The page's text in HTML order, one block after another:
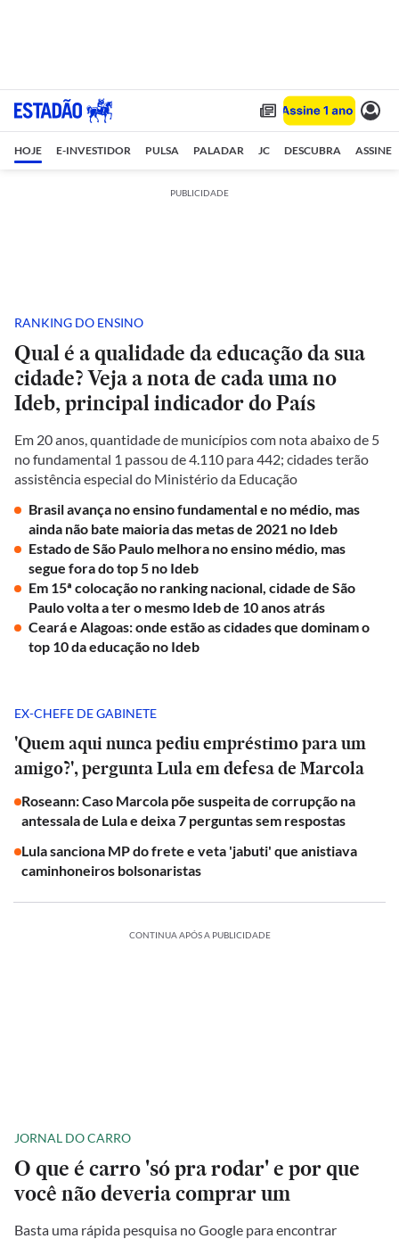
HOJE E-INVESTIDOR PULSA PALADAR JC DESCUBRA ASSINE
PUBLICIDADE
RANKING DO ENSINO
Qual é a qualidade da educação da sua
cidade? Veja a nota de cada uma no
Ideb, principal indicador do País
Em 20 anos, quantidade de municípios com nota abaixo de 5
no fundamental 1 passou de 4.110 para 442; cidades terão
assistência especial do Ministério da Educação
Brasil avança no ensino fundamental e no médio, mas
ainda não bate maioria das metas de 2021 no Ideb
Estado de São Paulo melhora no ensino médio, mas
segue fora do top 5 no Ideb
Em 15ª colocação no ranking nacional, cidade de São
Paulo volta a ter o mesmo Ideb de 10 anos atrás
Ceará e Alagoas: onde estão as cidades que dominam o
top 10 da educação no Ideb
EX-CHEFE DE GABINETE
'Quem aqui nunca pediu empréstimo para um
amigo?', pergunta Lula em defesa de Marcola
Roseann: Caso Marcola põe suspeita de corrupção na
antessala de Lula e deixa 7 perguntas sem respostas
Lula sanciona MP do frete e veta 'jabuti' que anistiava
caminhoneiros bolsonaristas
CONTINUA APÓS A PUBLICIDADE
JORNAL DO CARRO
O que é carro 'só pra rodar' e por que
você não deveria comprar um
Basta uma rápida pesquisa no Google para encontrar